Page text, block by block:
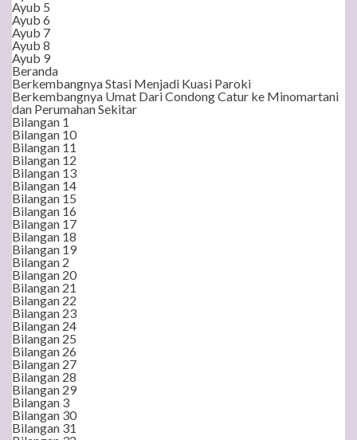
Ayub 5
Ayub 6
Ayub 7
Ayub 8
Ayub 9
Beranda
Berkembangnya Stasi Menjadi Kuasi Paroki
Berkembangnya Umat Dari Condong Catur ke Minomartani
dan Perumahan Sekitar
Bilangan 1
Bilangan 10
Bilangan 11
Bilangan 12
Bilangan 13
Bilangan 14
Bilangan 15
Bilangan 16
Bilangan 17
Bilangan 18
Bilangan 19
Bilangan 2
Bilangan 20
Bilangan 21
Bilangan 22
Bilangan 23
Bilangan 24
Bilangan 25
Bilangan 26
Bilangan 27
Bilangan 28
Bilangan 29
Bilangan 3
Bilangan 30
Bilangan 31